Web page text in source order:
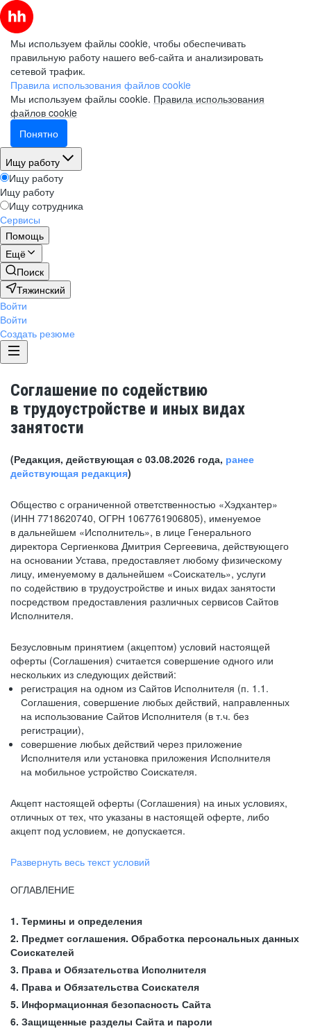
Мы используем файлы cookie, чтобы обеспечивать
правильную работу нашего веб-сайта и анализировать
сетевой трафик.
Правила использования файлов cookie
Мы используем файлы cookie. Правила использования
файлов cookie
Понятно
Ищу работу
Ищу работу
Ищу работу
Ищу сотрудника
Сервисы
Помощь
Ещё
Поиск
Тяжинский
Войти
Войти
Создать резюме
Соглашение по содействию
в трудоустройстве и иных видах
занятости
(Редакция, действующая с 03.08.2026 года, ранее
действующая редакция)
Общество с ограниченной ответственностью «Хэдхантер»
(ИНН 7718620740, ОГРН 1067761906805), именуемое
в дальнейшем «Исполнитель», в лице Генерального
директора Сергиенкова Дмитрия Сергеевича, действующего
на основании Устава, предоставляет любому физическому
лицу, именуемому в дальнейшем «Соискатель», услуги
по содействию в трудоустройстве и иных видах занятости
посредством предоставления различных сервисов Сайтов
Исполнителя.
Безусловным принятием (акцептом) условий настоящей
оферты (Соглашения) считается совершение одного или
нескольких из следующих действий:
регистрация на одном из Сайтов Исполнителя (п. 1.1.
Соглашения, совершение любых действий, направленных
на использование Сайтов Исполнителя (в т.ч. без
регистрации),
совершение любых действий через приложение
Исполнителя или установка приложения Исполнителя
на мобильное устройство Соискателя.
Акцепт настоящей оферты (Соглашения) на иных условиях,
отличных от тех, что указаны в настоящей оферте, либо
акцепт под условием, не допускается.
Развернуть весь текст условий
ОГЛАВЛЕНИЕ
1. Термины и определения
2. Предмет соглашения. Обработка персональных данных
Соискателей
3. Права и Обязательства Исполнителя
4. Права и Обязательства Соискателя
5. Информационная безопасность Сайта
6. Защищенные разделы Сайта и пароли